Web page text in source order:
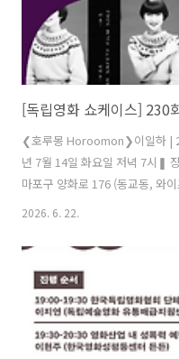
[독립영화 쇼케이스]
❮호루몽 Horoomon❯이일하 |
년 7월 14일 화요일 저녁 7시❚
마포구 양화로 176 (동교동, 와
https://indiespace.kr/notice/
당연필)📺230회 독립영화 쇼케
영합니다.상영 후 관객과의 대
보, 제작 일지, 리뷰 등이 수록된
는 무료 상영회입니다. ❚ 시놉시
진 곱창구이의 일본 말. 도축하고
2026. 6. 22.